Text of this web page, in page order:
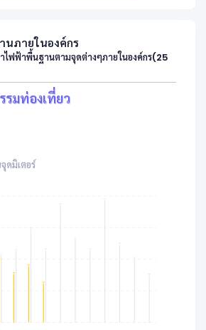
นภายในองค์กร
ไฟฟ้าพื้นฐานตามจุดต่างๆภายในองค์กร(25
รมท่องเที่ยว
ดมิเตอร์